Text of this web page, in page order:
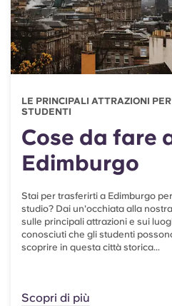
LE PRINCIPALI ATTRAZIONI
STUDENTI
Cose da fare
Edimburgo
Stai per trasferirti a Edimburgo
studio? Dai un'occhiata alla
sulle principali attrazioni e sui
conosciuti che gli studenti
scoprire in questa città storica...
Scopri di più